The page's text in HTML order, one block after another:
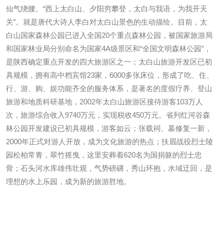
仙气绕腰。“西上太白山、夕阳穷攀登，太白与我语，为我开天
关”。就是唐代大诗人李白对太白山景色的生动描绘。目前，太
白山国家森林公园已进入全国20个重点森林公园，被国家旅游局
和国家林业局分别命名为国家4A级景区和“全国文明森林公园”，
是陕西确定重点开发的四大旅游区之一；太白山旅游开发区已初
具规模，拥有高中档宾馆23家，6000多张床位，形成了吃、住、
行、游、购、娱功能齐全的服务体系，是著名的度假疗养、登山
旅游和地质科研基地，2002年太白山旅游区接待游客103万人
次，旅游综合收入9740万元，实现税收450万元。省列红河谷森
林公园开发建设已初具规模，游客如云；张载祠、墓修复一新，
2000年正式对游人开放，成为文化旅游的热点；扶眉战役烈士陵
园松柏常青，翠竹摇曳，这里安葬着620名为国捐躯的烈士忠
骨；石头河水库雄伟壮观，气势磅礴，秀山环抱，水域迂回，是
理想的水上乐园，成为新的旅游胜地。